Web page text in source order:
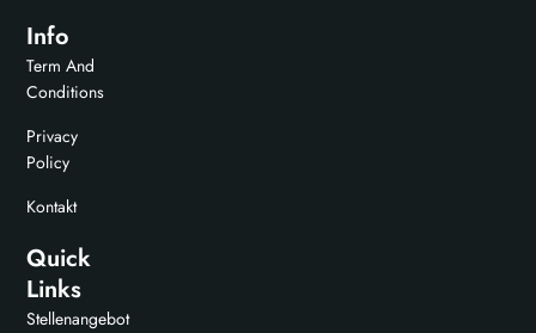
Info
Term And
Conditions
Privacy
Policy
Kontakt
Quick
Links
Stellenangebot